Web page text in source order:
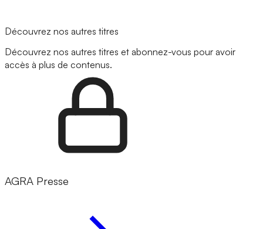
Découvrez nos autres titres
Découvrez nos autres titres et abonnez-vous pour avoir
accès à plus de contenus.
AGRA Presse